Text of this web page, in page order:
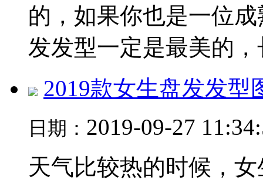
的，如果你也是一位
发发型一定是最美的，
2019款女生盘发发型
日期： 2019-09-27
天气比较热的时候，